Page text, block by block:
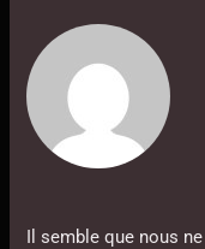
Il semble que nous